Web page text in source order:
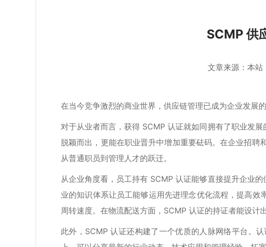
SCMP 供
文章来源：本
在当今竞争激烈的商业世界，供应链管理已成为企业发展
对于从业者而言，获得 SCMP 认证就如同拥有了职业发
脱颖而出，更能在职业晋升中增加重要砝码。在企业招
从普通职员到管理人才的跃迁。
从企业角度看，员工持有 SCMP 认证能够直接提升企业
业的知识体系让员工能够运用先进理念优化流程，提高
周转速度。在物流配送方面，SCMP 认证的持证者能设计
此外，SCMP 认证还构建了一个优质的人脉网络平台。